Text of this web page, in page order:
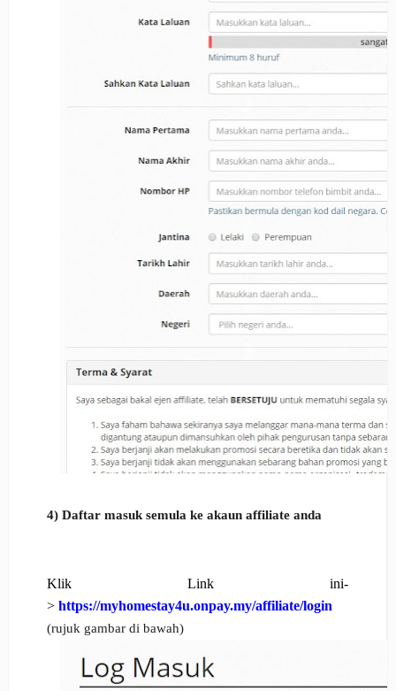
4) Daftar masuk semula ke akaun affiliate anda
Klik Link ini-
> https://myhomestay4u.onpay.my/affiliate/login
(rujuk gambar di bawah)